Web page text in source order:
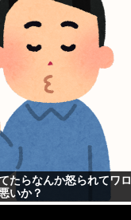
たらなんか怒られてワロ
いか？